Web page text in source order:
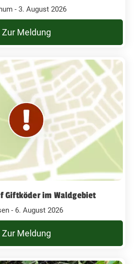
- 3. August 2026
Zur Meldung
Giftköder im Waldgebiet
- 6. August 2026
Zur Meldung